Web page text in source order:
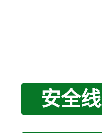
安全